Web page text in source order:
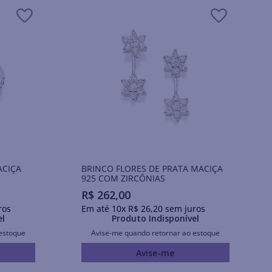
BRINCO FLORES DE PRATA MACIÇA
925 COM ZIRCÔNIAS
R$ 262,00
Em até 10x R$ 26,20sem juros
Produto Indisponível
Avise-me quando retornar ao estoque
Avise-me